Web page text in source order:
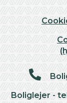
Boliglejer -